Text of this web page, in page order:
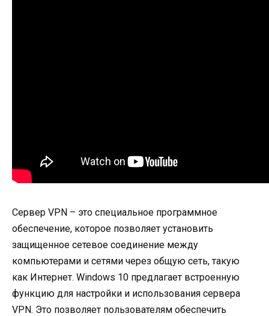
Сервер VPN – это специальное программное
обеспечение, которое позволяет установить
защищенное сетевое соединение между
компьютерами и сетями через общую сеть, такую
как Интернет. Windows 10 предлагает встроенную
функцию для настройки и использования сервера
VPN. Это позволяет пользователям обеспечить